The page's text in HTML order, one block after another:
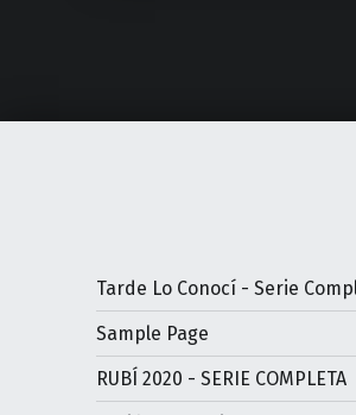
Tarde Lo Conocí - Serie
Sample Page
RUBÍ 2020 - SERIE COMPLETA